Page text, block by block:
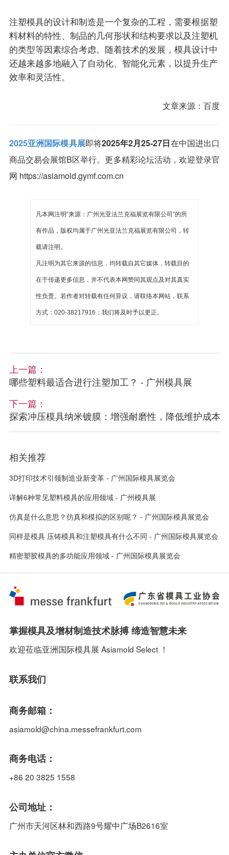
注塑模具的设计和制造是一个复杂的工程，需要根据塑
料材料的特性、制品的几何形状和结构要求以及注塑机
的类型等因素综合考虑。随着技术的发展，模具设计中
还越来越多地融入了自动化、智能化元素，以提升生产
效率和灵活性。
文章来源：百度
2025亚洲国际模具展即将2025年2月25-27日在中国进出口
商品交易会展馆B区举行。更多精彩论坛活动，欢迎登录官
网 https://asiamold.gymf.com.cn
凡本网注明“来源：广州光亚法兰克福展览有限公司”的所
有作品，版权均属于广州光亚法兰克福展览有限公司，转
载请注明。
凡注明为其它来源的信息，均转载自其它媒体，转载目的
在于传递更多信息，并不代表本网赞同其观点及对其真实
性负责。若作者对转载有任何异议，请联络本网站，联系
方式：020-38217916；我们将及时予以更正。
上一篇：
哪些塑料最适合进行注塑加工？ - 广州模具展
下一篇：
探索冲压模具纳米镀膜：增强耐磨性，降低维护成本
相关推荐
3D打印技术引领制造业新变革 - 广州国际模具展览会
详解6种常见塑料模具的应用领域 - 广州模具展
仿真是什么意思？仿真和模拟的区别呢？ - 广州国际模具展览会
同样是模具 压铸模具和注塑模具有什么不同 - 广州国际模具展览会
精密塑胶模具的多功能应用领域 - 广州国际模具展览会
掌握模具及增材制造技术脉搏 缔造智慧未来
欢迎莅临亚洲国际模具展 Asiamold Select ！
联系我们
商务邮箱：
asiamold@china.messefrankfurt.com
商务电话：
+86 20 3825 1558
公司地址：
广州市天河区林和西路9号耀中广场B2616室